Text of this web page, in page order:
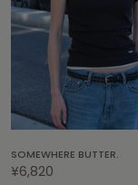
MICHU COQUETTE
ミチュ コケット
MIESROHE
ミースロエ
miies miim
ミーエスミーム
Mila Owen
ミラオーウェン
SOMEWHERE BUTTER.
¥6,820